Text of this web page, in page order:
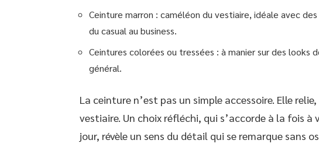
Ceinture marron : caméléon du vestiaire, idéale avec
du casual au business.
Ceintures colorées ou tressées : à manier sur des looks
général.
La ceinture n’est pas un simple accessoire. Elle
vestiaire. Un choix réfléchi, qui s’accorde à la fois à
jour, révèle un sens du détail qui se remarque sans